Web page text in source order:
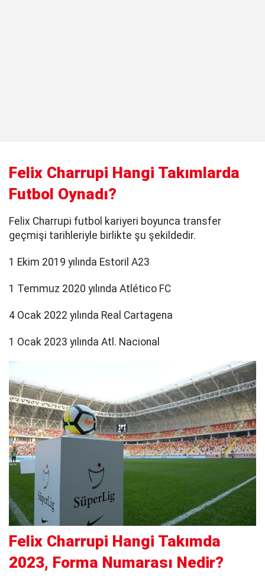
Felix Charrupi Hangi Takımlarda
Futbol Oynadı?
Felix Charrupi futbol kariyeri boyunca transfer
geçmişi tarihleriyle birlikte şu şekildedir.
1 Ekim 2019 yılında Estoril A23
1 Temmuz 2020 yılında Atlético FC
4 Ocak 2022 yılında Real Cartagena
1 Ocak 2023 yılında Atl. Nacional
Felix Charrupi Hangi Takımda
2023, Forma Numarası Nedir?